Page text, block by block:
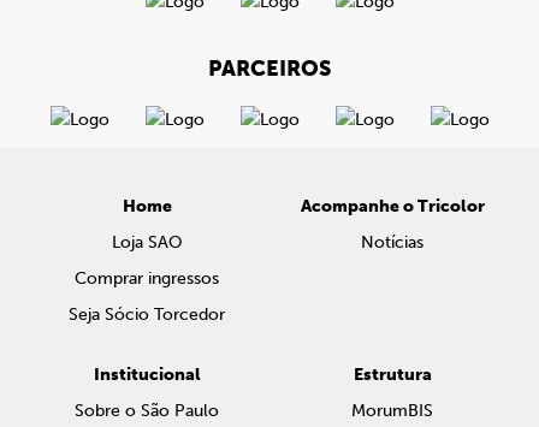
PARCEIROS
Home
Loja SAO
Comprar ingressos
Seja Sócio Torcedor
Acompanhe o Tricolor
Notícias
Institucional
Sobre o São Paulo
Estrutura
MorumBIS